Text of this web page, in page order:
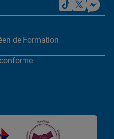
de Formation